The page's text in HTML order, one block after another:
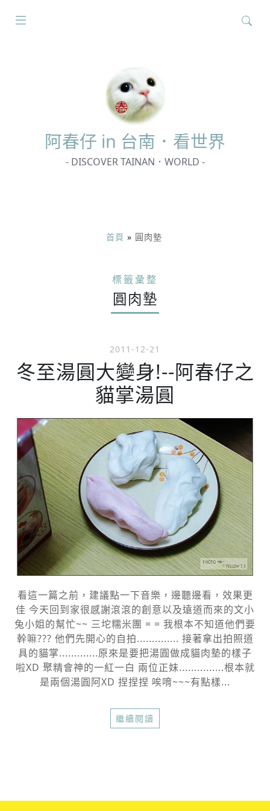
阿春仔 in 台南．看世界
- DISCOVER TAINAN．WORLD -
首頁 » 圓肉墊
標籤彙整
圓肉墊
2011-12-21
冬至湯圓大變身!--阿春仔之
貓掌湯圓
看這一篇之前，建議點一下音樂，邊聽邊看，效果更
佳 今天回到家很感謝滾滾的創意以及遠道而來的文小
兔小姐的幫忙~~ 三坨糯米團 = = 我根本不知道他們要
幹嘛??? 他們先開心的自拍.............. 接著拿出拍照道
具的貓掌.............原來是要把湯圓做成貓肉墊的樣子
啦XD 聚精會神的一紅一白 兩位正妹...............根本就
是兩個湯圓阿XD 捏捏捏 唉唷~~~有點樣...
繼續閱讀